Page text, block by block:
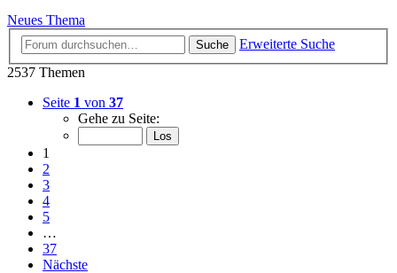
Neues Thema
Suche
Erweiterte Suche
2537 Themen
Seite 1 von 37
Gehe zu Seite:
1
2
3
4
5
…
37
Nächste